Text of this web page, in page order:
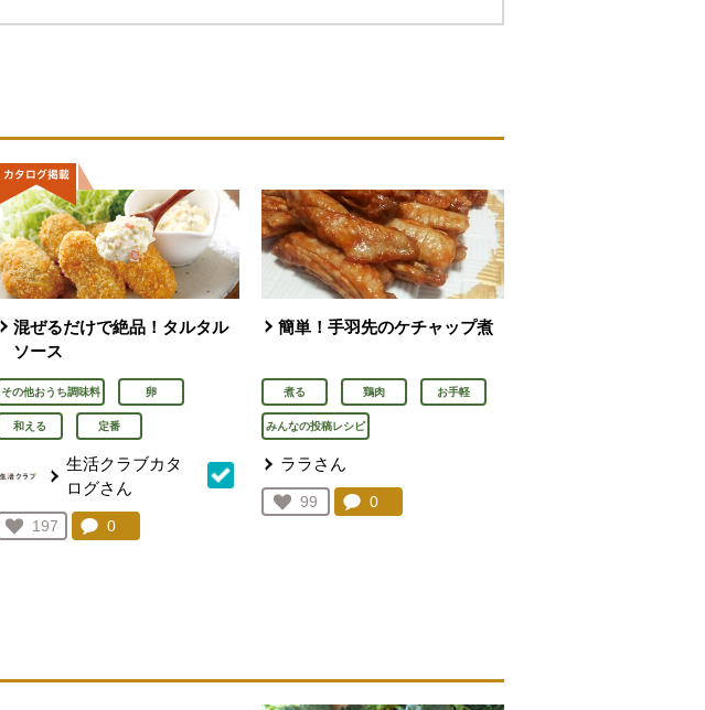
混ぜるだけで絶品！タルタル
ソース
その他おうち調味料 卵
和える 定番
生活クラブカタ
ログさん
お気に入り登録：
197
人が登録
コメント：
0件。コメントを見る。
簡単！手羽先のケチャップ煮
煮る 鶏肉 お手軽
みんなの投稿レシピ
ララさん
お気に入り登録：
99
人が登録
コメント：
0件。コメントを見る。